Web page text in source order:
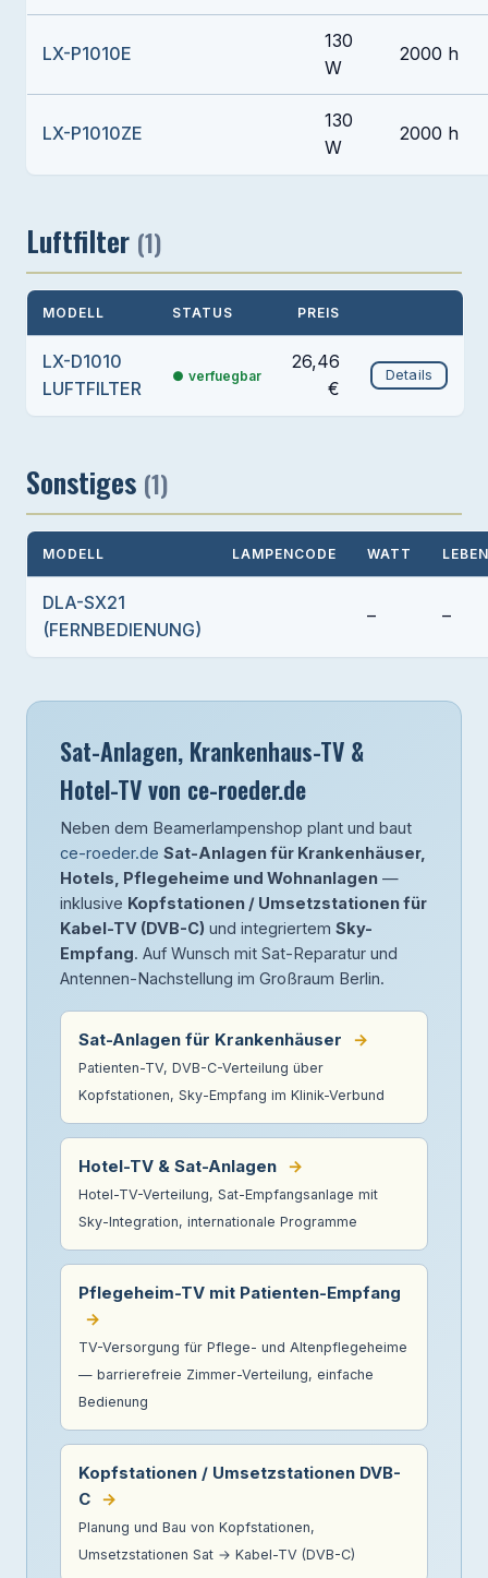
LX-P1010E
130
W
2000 h
LX-P1010ZE
130
W
2000 h
Luftfilter (1)
MODELL STATUS PREIS
LX-D1010
LUFTFILTER
verfuegbar
26,46
€
Details
Sonstiges (1)
MODELL LAMPENCODE WATT
DLA-SX21
(FERNBEDIENUNG)
– –
Sat-Anlagen, Krankenhaus-TV &
Hotel-TV von ce-roeder.de
Neben dem Beamerlampenshop plant und baut
ce-roeder.de Sat-Anlagen für Krankenhäuser,
Hotels, Pflegeheime und Wohnanlagen —
inklusive Kopfstationen / Umsetzstationen für
Kabel-TV (DVB-C) und integriertem Sky-
Empfang. Auf Wunsch mit Sat-Reparatur und
Antennen-Nachstellung im Großraum Berlin.
Sat-Anlagen für Krankenhäuser →
Patienten-TV, DVB-C-Verteilung über
Kopfstationen, Sky-Empfang im Klinik-Verbund
Hotel-TV & Sat-Anlagen →
Hotel-TV-Verteilung, Sat-Empfangsanlage mit
Sky-Integration, internationale Programme
Pflegeheim-TV mit Patienten-Empfang
→
TV-Versorgung für Pflege- und Altenpflegeheime
— barrierefreie Zimmer-Verteilung, einfache
Bedienung
Kopfstationen / Umsetzstationen DVB-
C →
Planung und Bau von Kopfstationen,
Umsetzstationen Sat → Kabel-TV (DVB-C)